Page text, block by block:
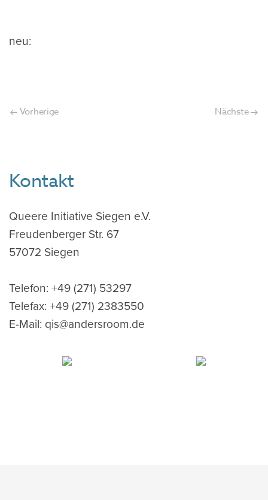
neu:
Vorherige Nächste
Kontakt
Queere Initiative Siegen e.V.
Freudenberger Str. 67
57072 Siegen
Telefon: +49 (271) 53297
Telefax: +49 (271) 2383550
E-Mail: qis@andersroom.de